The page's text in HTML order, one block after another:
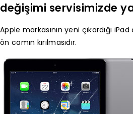
değişimi servisimizde
Apple markasının yeni çıkardığı
ön camın kırılmasıdır.